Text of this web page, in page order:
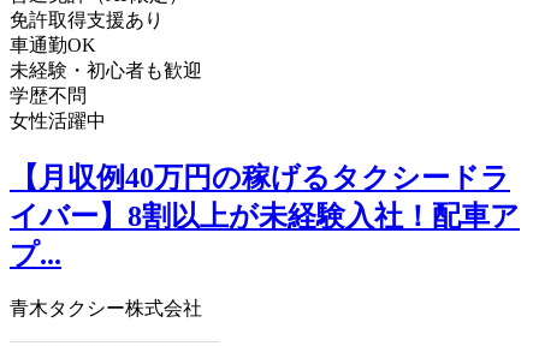
免許取得支援あり
車通勤OK
未経験・初心者も歓迎
学歴不問
女性活躍中
【月収例40万円の稼げるタクシードラ
イバー】8割以上が未経験入社！配車ア
プ...
青木タクシー株式会社